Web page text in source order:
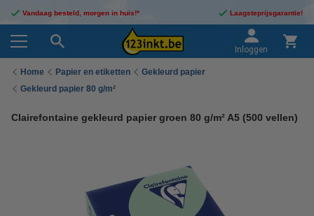
Vandaag besteld, morgen in huis!* Laagsteprijsgarantie!
Inloggen
Home Papier en etiketten
Gekleurd papier
Gekleurd papier 80 g/m²
Clairefontaine gekleurd papier groen 80 g/m² A5 (500 vellen)